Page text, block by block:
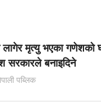
लागेर मृत्यु भएका गणेशको
सरकारले बनाइदिने
पब्लिक